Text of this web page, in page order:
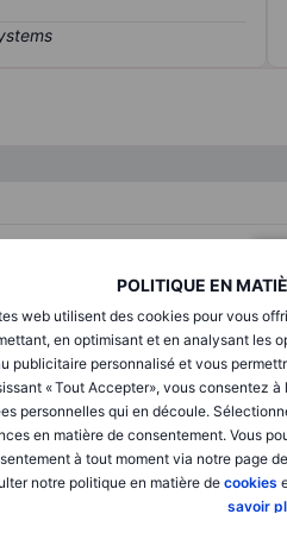
POLITIQUE EN
web utilisent des cookies pour vous
en optimisant et en analysant les
publicitaire personnalisé et vous
« Tout Accepter», vous consentez
personnelles qui en découle.
en matière de consentement. Vous
à tout moment via notre page
notre politique en matière de cookies
savoir